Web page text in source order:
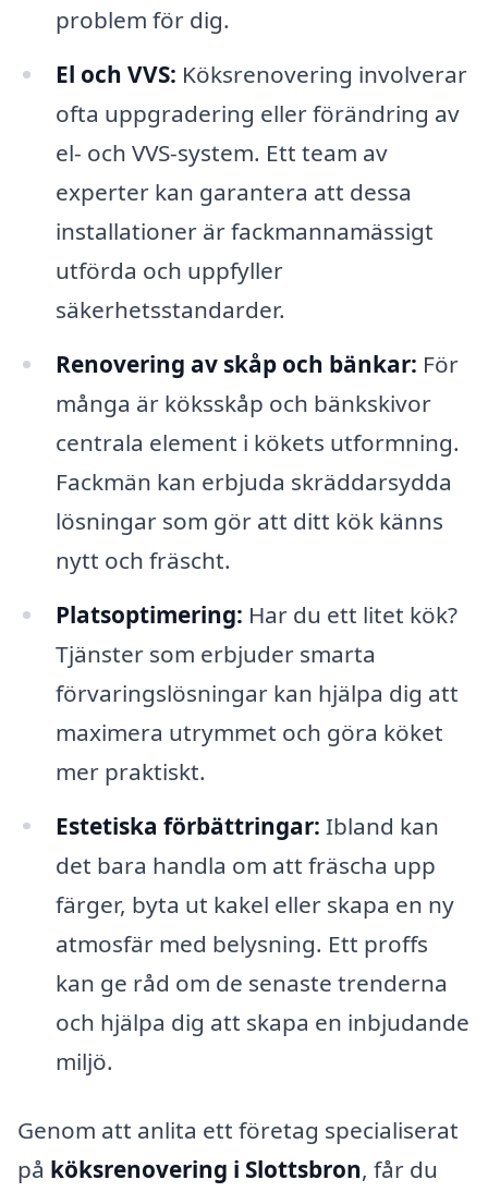
problem för dig.
El och VVS: Köksrenovering involverar
ofta uppgradering eller förändring av
el- och VVS-system. Ett team av
experter kan garantera att dessa
installationer är fackmannamässigt
utförda och uppfyller
säkerhetsstandarder.
Renovering av skåp och bänkar: För
många är köksskåp och bänkskivor
centrala element i kökets utformning.
Fackmän kan erbjuda skräddarsydda
lösningar som gör att ditt kök känns
nytt och fräscht.
Platsoptimering: Har du ett litet kök?
Tjänster som erbjuder smarta
förvaringslösningar kan hjälpa dig att
maximera utrymmet och göra köket
mer praktiskt.
Estetiska förbättringar: Ibland kan
det bara handla om att fräscha upp
färger, byta ut kakel eller skapa en ny
atmosfär med belysning. Ett proffs
kan ge råd om de senaste trenderna
och hjälpa dig att skapa en inbjudande
miljö.
Genom att anlita ett företag specialiserat
på köksrenovering i Slottsbron, får du